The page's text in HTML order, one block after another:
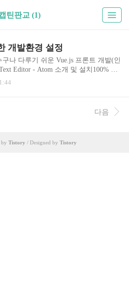
틴판교 (1)
개발환경 설정
나 다루기 쉬운 Vue.js 프론트 개발(인
Editor - Atom 소개 및 설치100% 오
github에서 개발, 지원 한다.Atom 플러
settings 진입Themes 설정Install 탭에서
beautifycode 정렬autoclose-html시
닫는 태그 생성highlight-selected코드
다음
by Tistory / Designed by Tistory